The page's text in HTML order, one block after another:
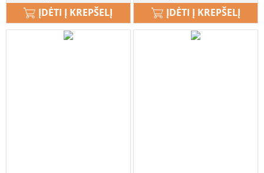
ĮDĖTI Į KREPŠELĮ ĮDĖTI Į KREPŠELĮ